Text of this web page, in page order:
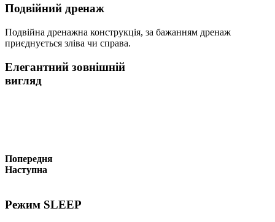
Подвійний дренаж
Подвійна дренажна конструкція, за бажанням дренаж
приєднується зліва чи справа.
Елегантний зовнішній
вигляд
Попередня
Наступна
Режим SLEEP